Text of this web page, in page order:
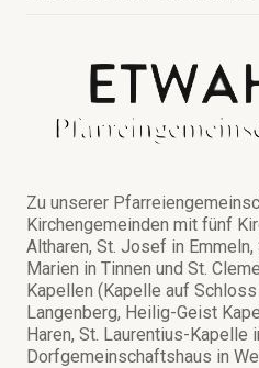
Zu unserer
Kirchengemeinden mit fünf
Altharen, St. Josef in Emmeln,
Marien in Tinnen und St.
Kapellen (Kapelle auf
Langenberg, Heilig-Geist
Haren, St. Laurentius-Kapelle
Dorfgemeinschaftshaus in